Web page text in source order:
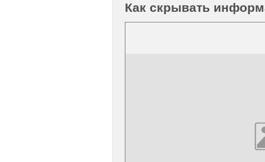
Как скрывать